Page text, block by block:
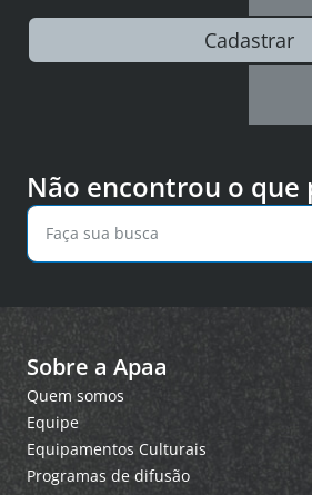
Cadastrar
Não encontrou o que
Sobre a Apaa
Quem somos
Equipe
Equipamentos Culturais
Programas de difusão